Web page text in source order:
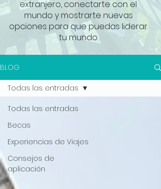
extranjero, conectarte con el
mundo y mostrarte nuevas
opciones para que puedas liderar
tu mundo.
BLOG
Todas las entradas
Becas
Experiencias de Viajes
Consejos de
aplicación
Todas las entradas